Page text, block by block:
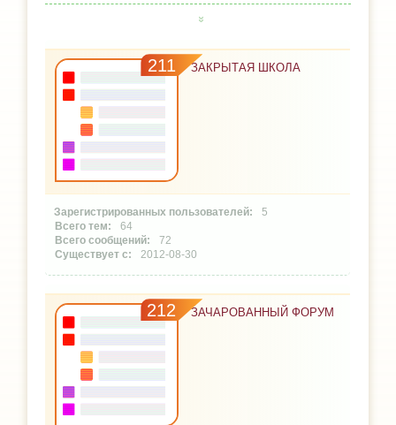
211 ЗАКРЫТАЯ ШКОЛА
5
64
72
2012-08-30
212 ЗАЧАРОВАННЫЙ ФОРУМ